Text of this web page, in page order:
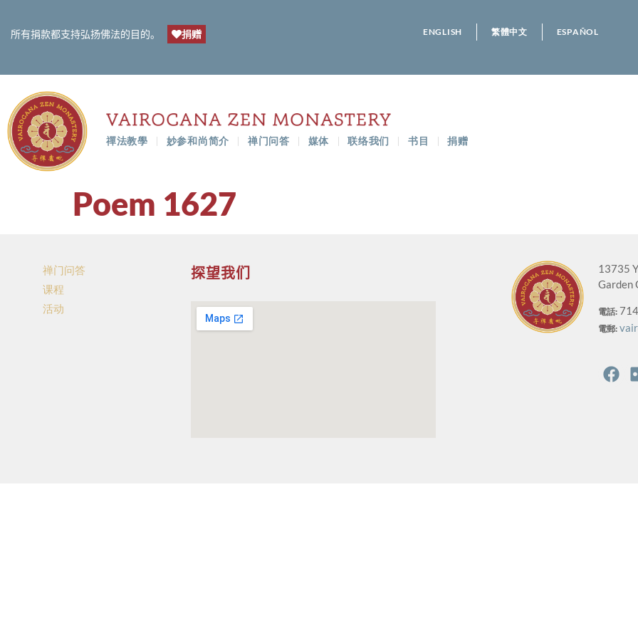
所有捐款都支持弘扬佛法的目的。 捐赠 ENGLISH 繁體中文 ESPAÑOL
禪法教學 妙参和尚简介 禅门问答 媒体 联络我们 书目 捐赠
Poem 1627
禅门问答
课程
活动
探望我们
13735
Garden
電話:
電郵: